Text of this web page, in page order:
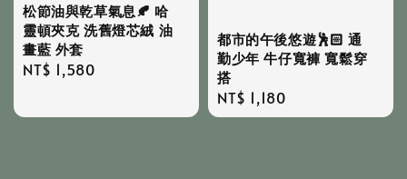
松節油與乾草氣息🍂 哈
靈頓夾克 洗舊燈芯絨 油
畫藍 外套
Regular
NT$ 1,580
都市的午後悠遊🕺🏻 通
勤少年 牛仔寬褲 寬鬆穿
搭
Regular
price
NT$ 1,180